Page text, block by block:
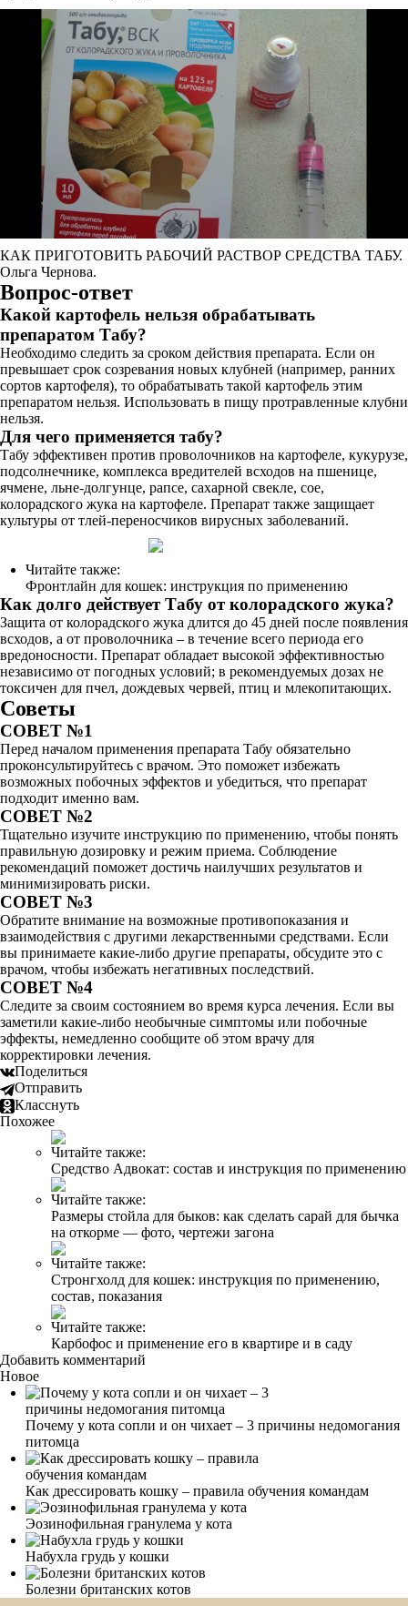
КАК ПРИГОТОВИТЬ РАБОЧИЙ РАСТВОР СРЕДСТВА ТАБУ.
Ольга Чернова.
Вопрос-ответ
Какой картофель нельзя обрабатывать
препаратом Табу?
Необходимо следить за сроком действия препарата. Если он
превышает срок созревания новых клубней (например, ранних
сортов картофеля), то обрабатывать такой картофель этим
препаратом нельзя. Использовать в пищу протравленные клубни
нельзя.
Для чего применяется табу?
Табу эффективен против проволочников на картофеле, кукурузе,
подсолнечнике, комплекса вредителей всходов на пшенице,
ячмене, льне-долгунце, рапсе, сахарной свекле, сое,
колорадского жука на картофеле. Препарат также защищает
культуры от тлей-переносчиков вирусных заболеваний.
Читайте также:
Фронтлайн для кошек: инструкция по применению
Как долго действует Табу от колорадского жука?
Защита от колорадского жука длится до 45 дней после появления
всходов, а от проволочника – в течение всего периода его
вредоносности. Препарат обладает высокой эффективностью
независимо от погодных условий; в рекомендуемых дозах не
токсичен для пчел, дождевых червей, птиц и млекопитающих.
Советы
СОВЕТ №1
Перед началом применения препарата Табу обязательно
проконсультируйтесь с врачом. Это поможет избежать
возможных побочных эффектов и убедиться, что препарат
подходит именно вам.
СОВЕТ №2
Тщательно изучите инструкцию по применению, чтобы понять
правильную дозировку и режим приема. Соблюдение
рекомендаций поможет достичь наилучших результатов и
минимизировать риски.
СОВЕТ №3
Обратите внимание на возможные противопоказания и
взаимодействия с другими лекарственными средствами. Если
вы принимаете какие-либо другие препараты, обсудите это с
врачом, чтобы избежать негативных последствий.
СОВЕТ №4
Следите за своим состоянием во время курса лечения. Если вы
заметили какие-либо необычные симптомы или побочные
эффекты, немедленно сообщите об этом врачу для
корректировки лечения.
Поделиться
Отправить
Класснуть
Похожее
Читайте также:
Средство Адвокат: состав и инструкция по применению
Читайте также:
Размеры стойла для быков: как сделать сарай для бычка
на откорме — фото, чертежи загона
Читайте также:
Стронгхолд для кошек: инструкция по применению,
состав, показания
Читайте также:
Карбофос и применение его в квартире и в саду
Добавить комментарий
Новое
Почему у кота сопли и он чихает – 3 причины недомогания
питомца
Как дрессировать кошку – правила обучения командам
Эозинофильная гранулема у кота
Набухла грудь у кошки
Болезни британских котов